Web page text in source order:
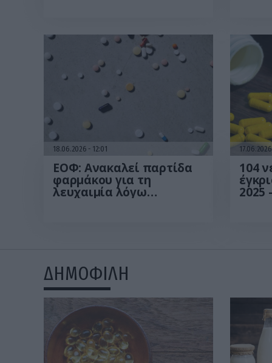
18.06.2026 12:01
ΕΟΦ: Ανακαλεί παρτίδα
φαρμάκου για τη
λευχαιμία λόγω
17.06.2026
104
2025
ΔΗΜΟΦΙΛΗ